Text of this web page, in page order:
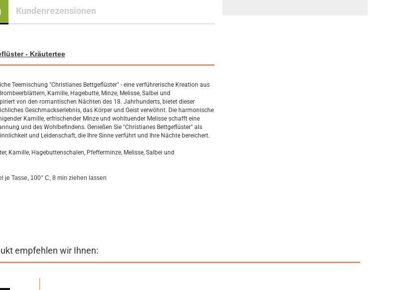
Kundenrezensionen
- Kräutertee
Teemischung "Christianes Bettgeflüster" - eine verführerische Kreation aus
Kamille, Hagebutte, Minze, Melisse, Salbei und
von den romantischen Nächten des 18. Jahrhunderts, bietet dieser
Geschmackserlebnis, das Körper und Geist verwöhnt. Die harmonische
Kamille, erfrischender Minze und wohltuender Melisse schafft eine
und des Wohlbefindens. Genießen Sie "Christianes Bettgeflüster" als
und Leidenschaft, die Ihre Sinne verführt und Ihre Nächte bereichert.
Kamille, Hagebuttenschalen, Pfefferminze, Melisse, Salbei und
je Tasse, 100° C, 8 min ziehen lassen
empfehlen wir Ihnen: